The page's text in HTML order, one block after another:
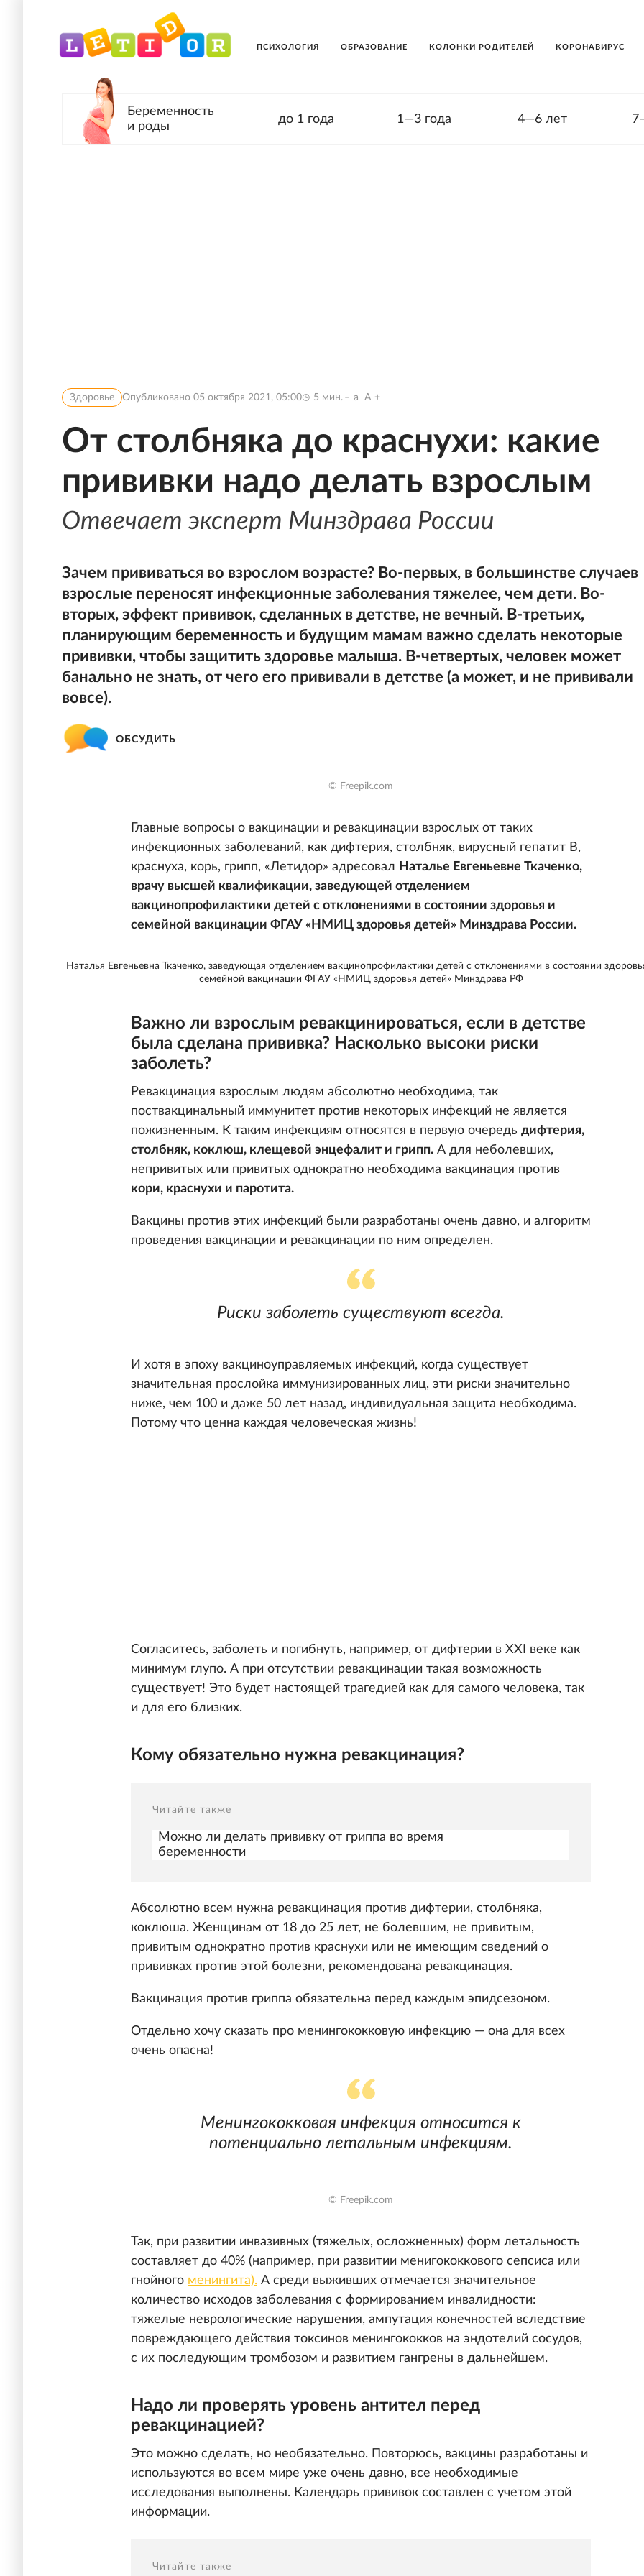
ПСИХОЛОГИЯ ОБРАЗОВАНИЕ КОЛОНКИ РОДИТЕЛЕЙ КОРОНАВИРУС
Беременность
и роды
до 1 года 1—3 года 4—6 лет
Здоровье Опубликовано 05 октября 2021, 05:00 5 мин. a A
От столбняка до краснухи: какие
прививки надо делать взрослым
Отвечает эксперт Минздрава России
Зачем прививаться во взрослом возрасте? Во-первых, в большинстве случаев
взрослые переносят инфекционные заболевания тяжелее, чем дети. Во-
вторых, эффект прививок, сделанных в детстве, не вечный. В-третьих,
планирующим беременность и будущим мамам важно сделать некоторые
прививки, чтобы защитить здоровье малыша. В-четвертых, человек может
банально не знать, от чего его прививали в детстве (а может, и не прививали
вовсе).
ОБСУДИТЬ
© Freepik.com
Главные вопросы о вакцинации и ревакцинации взрослых от таких
инфекционных заболеваний, как дифтерия, столбняк, вирусный гепатит В,
краснуха, корь, грипп, «Летидор» адресовал Наталье Евгеньевне Ткаченко,
врачу высшей квалификации, заведующей отделением
вакцинопрофилактики детей с отклонениями в состоянии здоровья и
семейной вакцинации ФГАУ «НМИЦ здоровья детей» Минздрава России.
Наталья Евгеньевна Ткаченко, заведующая отделением вакцинопрофилактики детей с отклонениями в состоянии
семейной вакцинации ФГАУ «НМИЦ здоровья детей» Минздрава РФ
Важно ли взрослым ревакцинироваться, если в детстве
была сделана прививка? Насколько высоки риски
заболеть?
Ревакцинация взрослым людям абсолютно необходима, так
поствакцинальный иммунитет против некоторых инфекций не является
пожизненным. К таким инфекциям относятся в первую очередь дифтерия,
столбняк, коклюш, клещевой энцефалит и грипп. А для неболевших,
непривитых или привитых однократно необходима вакцинация против
кори, краснухи и паротита.
Вакцины против этих инфекций были разработаны очень давно, и алгоритм
проведения вакцинации и ревакцинации по ним определен.
Риски заболеть существуют всегда.
И хотя в эпоху вакциноуправляемых инфекций, когда существует
значительная прослойка иммунизированных лиц, эти риски значительно
ниже, чем 100 и даже 50 лет назад, индивидуальная защита необходима.
Потому что ценна каждая человеческая жизнь!
Согласитесь, заболеть и погибнуть, например, от дифтерии в XXI веке как
минимум глупо. А при отсутствии ревакцинации такая возможность
существует! Это будет настоящей трагедией как для самого человека, так
и для его близких.
Кому обязательно нужна ревакцинация?
Читайте также
Можно ли делать прививку от гриппа во время
беременности
Абсолютно всем нужна ревакцинация против дифтерии, столбняка,
коклюша. Женщинам от 18 до 25 лет, не болевшим, не привитым,
привитым однократно против краснухи или не имеющим сведений о
прививках против этой болезни, рекомендована ревакцинация.
Вакцинация против гриппа обязательна перед каждым эпидсезоном.
Отдельно хочу сказать про менингококковую инфекцию — она для всех
очень опасна!
Менингококковая инфекция относится к
потенциально летальным инфекциям.
© Freepik.com
Так, при развитии инвазивных (тяжелых, осложненных) форм летальность
составляет до 40% (например, при развитии менигококкового сепсиса или
гнойного менингита). А среди выживших отмечается значительное
количество исходов заболевания с формированием инвалидности:
тяжелые неврологические нарушения, ампутация конечностей вследствие
повреждающего действия токсинов менингококков на эндотелий сосудов,
с их последующим тромбозом и развитием гангрены в дальнейшем.
Надо ли проверять уровень антител перед
ревакцинацией?
Это можно сделать, но необязательно. Повторюсь, вакцины разработаны и
используются во всем мире уже очень давно, все необходимые
исследования выполнены. Календарь прививок составлен с учетом этой
информации.
Читайте также